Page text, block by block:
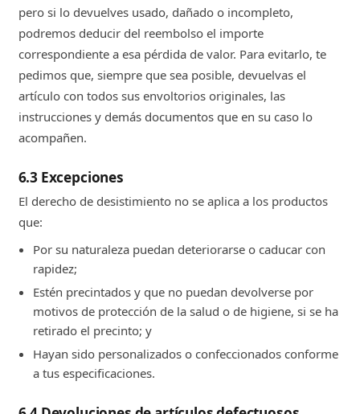
pero si lo devuelves usado, dañado o incompleto,
podremos deducir del reembolso el importe
correspondiente a esa pérdida de valor. Para evitarlo, te
pedimos que, siempre que sea posible, devuelvas el
artículo con todos sus envoltorios originales, las
instrucciones y demás documentos que en su caso lo
acompañen.
6.3 Excepciones
El derecho de desistimiento no se aplica a los productos
que:
Por su naturaleza puedan deteriorarse o caducar con
rapidez;
Estén precintados y que no puedan devolverse por
motivos de protección de la salud o de higiene, si se ha
retirado el precinto; y
Hayan sido personalizados o confeccionados conforme
a tus especificaciones.